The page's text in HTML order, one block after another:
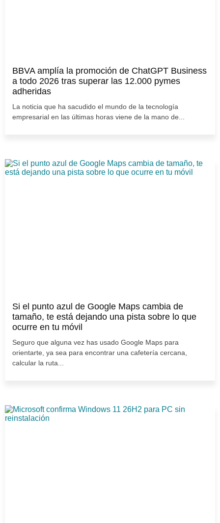
BBVA amplía la promoción de ChatGPT Business
a todo 2026 tras superar las 12.000 pymes
adheridas
La noticia que ha sacudido el mundo de la tecnología
empresarial en las últimas horas viene de la mano de...
Si el punto azul de Google Maps cambia de
tamaño, te está dejando una pista sobre lo que
ocurre en tu móvil
Seguro que alguna vez has usado Google Maps para
orientarte, ya sea para encontrar una cafetería cercana,
calcular la ruta...